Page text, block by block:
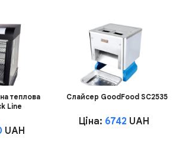
теплова
Line
UAH
Слайсер GoodFood SC2535
Ціна: 6742 UAH